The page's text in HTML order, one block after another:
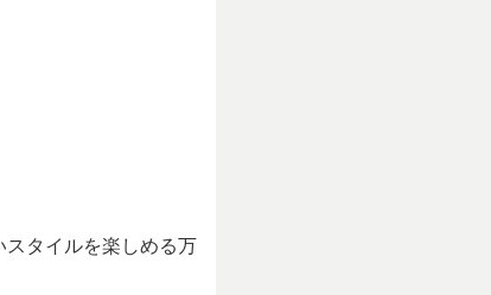
タイルを楽しめる万